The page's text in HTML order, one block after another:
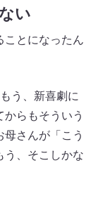
い
とになったん
う、新喜劇に
らもそういう
さんが「こう
う、そこしかな